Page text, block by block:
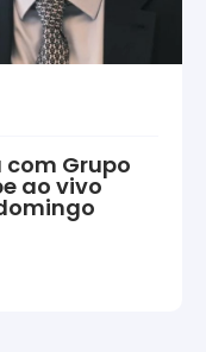
com Grupo
ao vivo